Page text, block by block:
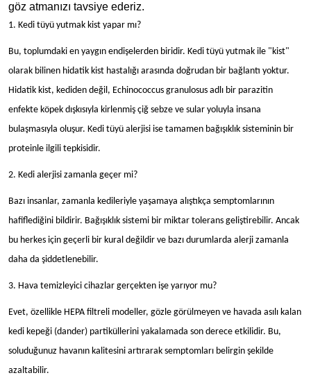
göz atmanızı tavsiye ederiz.
1. Kedi tüyü yutmak kist yapar mı?
Bu, toplumdaki en yaygın endişelerden biridir. Kedi tüyü yutmak ile "kist"
olarak bilinen hidatik kist hastalığı arasında doğrudan bir bağlantı yoktur.
Hidatik kist, kediden değil, Echinococcus granulosus adlı bir parazitin
enfekte köpek dışkısıyla kirlenmiş çiğ sebze ve sular yoluyla insana
bulaşmasıyla oluşur. Kedi tüyü alerjisi ise tamamen bağışıklık sisteminin bir
proteinle ilgili tepkisidir.
2. Kedi alerjisi zamanla geçer mi?
Bazı insanlar, zamanla kedileriyle yaşamaya alıştıkça semptomlarının
hafiflediğini bildirir. Bağışıklık sistemi bir miktar tolerans geliştirebilir. Ancak
bu herkes için geçerli bir kural değildir ve bazı durumlarda alerji zamanla
daha da şiddetlenebilir.
3. Hava temizleyici cihazlar gerçekten işe yarıyor mu?
Evet, özellikle HEPA filtreli modeller, gözle görülmeyen ve havada asılı kalan
kedi kepeği (dander) partiküllerini yakalamada son derece etkilidir. Bu,
soluduğunuz havanın kalitesini artırarak semptomları belirgin şekilde
azaltabilir.